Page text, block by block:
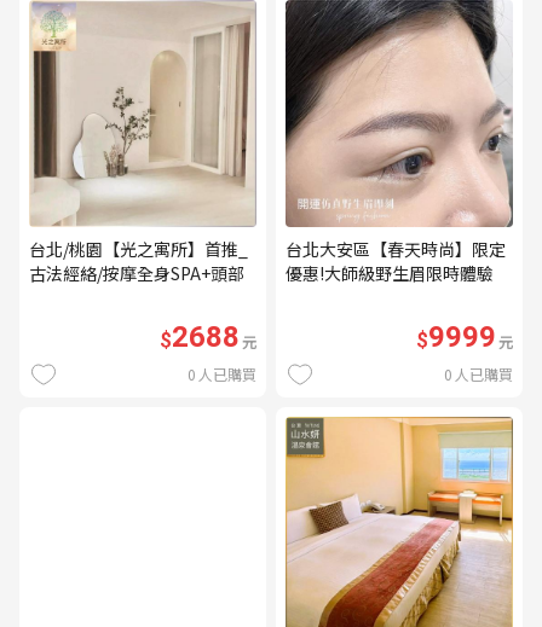
台北/桃園【光之寓所】首推_
古法經絡/按摩全身SPA+頭部
$2688元
0 人已購買
台北大安區【春天時尚】限定
優惠!大師級野生眉限時體驗
優惠券（無補色） (MO)
$9999元
0 人已購買